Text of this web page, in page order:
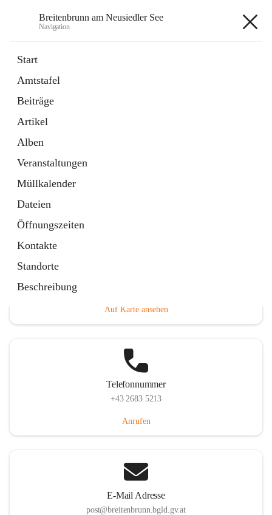
Breitenbrunn am Neusiedler See
Navigation
Start
Amtstafel
Beiträge
Artikel
Alben
Veranstaltungen
Müllkalender
Dateien
Öffnungszeiten
Kontakte
Standorte
Beschreibung
18 Schnellzugriffe
Gemeindeservice
Auf Karte ansehen
Telefonnummer
+43 2683 5213
Anrufen
E-Mail Adresse
post@breitenbrunn.bgld.gv.at